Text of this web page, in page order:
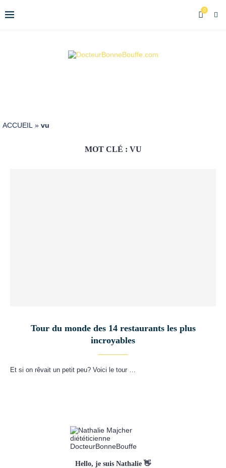
0
ACCUEIL » vu
MOT CLÉ : VU
Tour du monde des 14 restaurants les plus
incroyables
Et si on rêvait un petit peu? Voici le tour …
Hello, je suis Nathalie 👋